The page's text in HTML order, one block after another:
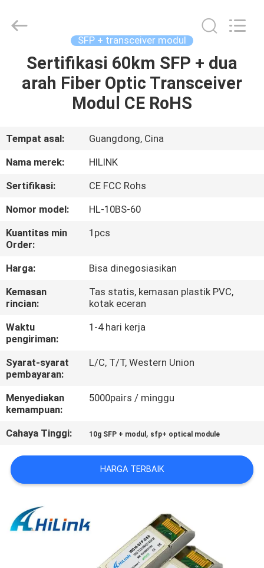
RUMAH
TENTANG
KAMI
TUR
PABRIK
KONTROL
KUALITAS
HUBUNGI
KAMI
BERITA
KASUS-
KASUS
MINTA
KUTIPAN
SITEMAP
Technology
Co.,Ltd..
SFP + transceiver modul
Sertifikasi 60km SFP + dua
arah Fiber Optic Transceiver
Modul CE RoHS
Tempat asal:
Guangdong, Cina
Nama merek:
HILINK
Sertifikasi:
CE FCC Rohs
Nomor model:
HL-10BS-60
Kuantitas min
Order:
1pcs
Harga:
Bisa dinegosiasikan
Kemasan
rincian:
Tas statis, kemasan plastik PVC,
kotak eceran
Waktu
pengiriman:
1-4 hari kerja
Syarat-syarat
pembayaran:
L/C, T/T, Western Union
Menyediakan
kemampuan:
5000pairs / minggu
Cahaya Tinggi: 10g SFP + modul , sfp+ optical module
HARGA TERBAIK